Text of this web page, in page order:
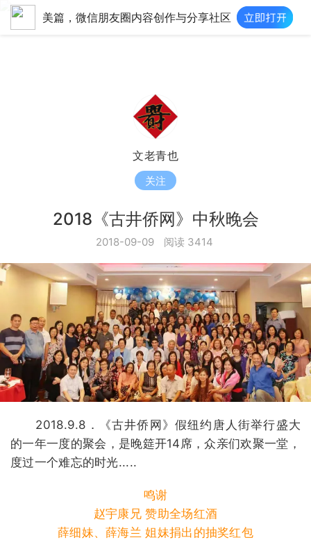
美篇，微信朋友圈内容创作与分享社区
文老青也
关注
2018《古井侨网》中秋晚会
2018-09-09 阅读 3414
2018.9.8．《古井侨网》假纽约唐人街举行盛大
的一年一度的聚会，是晚筵开14席，众亲们欢聚一堂，
度过一个难忘的时光.....
鸣谢
赵宇康兄 赞助全场红酒
薛细妹、薛海兰 姐妹捐出的抽奖红包